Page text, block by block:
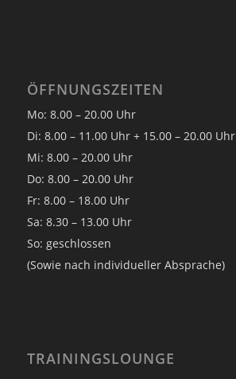
ÖFFNUNGSZEITEN
Mo: 8.00 – 20.00 Uhr
Di: 8.00 – 11.00 Uhr + 15.00 – 20.00 Uhr
Mi: 8.00 – 20.00 Uhr
Do: 8.00 – 20.00 Uhr
Fr: 8.00 – 18.00 Uhr
Sa: 8.30 – 13.00 Uhr
So: geschlossen
(Sowie nach individueller Absprache)
TRAININGSLOUNGE